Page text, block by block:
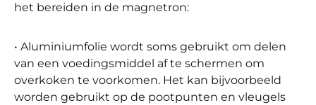
het bereiden in de magnetron:
• Aluminiumfolie wordt soms gebruikt om delen
van een voedingsmiddel af te schermen om
overkoken te voorkomen. Het kan bijvoorbeeld
worden gebruikt op de pootpunten en vleugels